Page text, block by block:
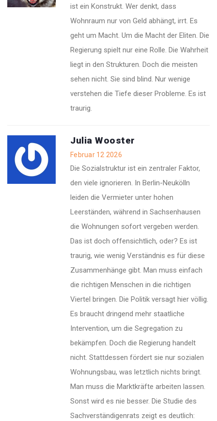
ist ein Konstrukt. Wer denkt, dass
Wohnraum nur von Geld abhängt, irrt. Es
geht um Macht. Um die Macht der Eliten. Die
Regierung spielt nur eine Rolle. Die Wahrheit
liegt in den Strukturen. Doch die meisten
sehen nicht. Sie sind blind. Nur wenige
verstehen die Tiefe dieser Probleme. Es ist
traurig.
Julia Wooster
Februar 12 2026
Die Sozialstruktur ist ein zentraler Faktor,
den viele ignorieren. In Berlin-Neukölln
leiden die Vermieter unter hohen
Leerständen, während in Sachsenhausen
die Wohnungen sofort vergeben werden.
Das ist doch offensichtlich, oder? Es ist
traurig, wie wenig Verständnis es für diese
Zusammenhänge gibt. Man muss einfach
die richtigen Menschen in die richtigen
Viertel bringen. Die Politik versagt hier völlig.
Es braucht dringend mehr staatliche
Intervention, um die Segregation zu
bekämpfen. Doch die Regierung handelt
nicht. Stattdessen fördert sie nur sozialen
Wohnungsbau, was letztlich nichts bringt.
Man muss die Marktkräfte arbeiten lassen.
Sonst wird es nie besser. Die Studie des
Sachverständigenrats zeigt es deutlich: